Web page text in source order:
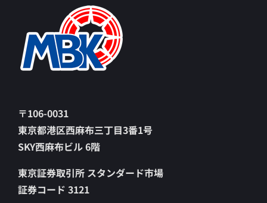
〒106-0031
東京都港区西麻布三丁目3番1号
SKY西麻布ビル 6階
東京証券取引所 スタンダード市場
証券コード 3121